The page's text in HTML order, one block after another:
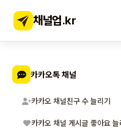
채널업.kr
카카오톡 채널
카카오 채널친구 수 늘리기
카카오 채널 게시글 좋아요 늘